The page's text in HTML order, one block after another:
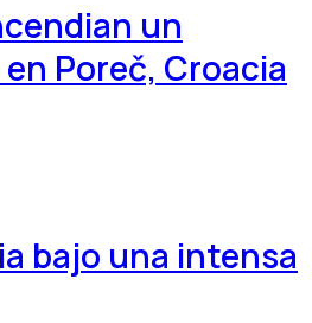
un
Poreč, Croacia
bajo una intensa